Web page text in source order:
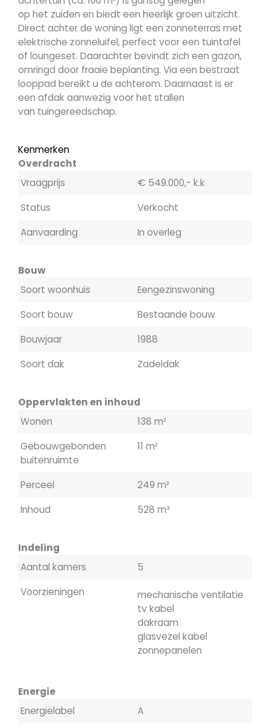
op het zuiden en biedt een heerlijk groen uitzicht.
Direct achter de woning ligt een zonneterras met
elektrische zonneluifel, perfect voor een tuintafel
of loungeset. Daarachter bevindt zich een gazon,
omringd door fraaie beplanting. Via een bestraat
looppad bereikt u de achterom. Daarnaast is er
een afdak aanwezig voor het stallen
van tuingereedschap.
Kenmerken
Overdracht
Vraagprijs
€ 549.000,- k.k
Status
Verkocht
Aanvaarding
In overleg
Bouw
Soort woonhuis
Eengezinswoning
Soort bouw
Bestaande bouw
Bouwjaar
1988
Soort dak
Zadeldak
Oppervlakten en inhoud
Wonen
138 m²
Gebouwgebonden
buitenruimte
11 m²
Perceel
249 m²
Inhoud
528 m³
Indeling
Aantal kamers
5
Voorzieningen
mechanische ventilatie
tv kabel
dakraam
glasvezel kabel
zonnepanelen
Energie
Energielabel
A